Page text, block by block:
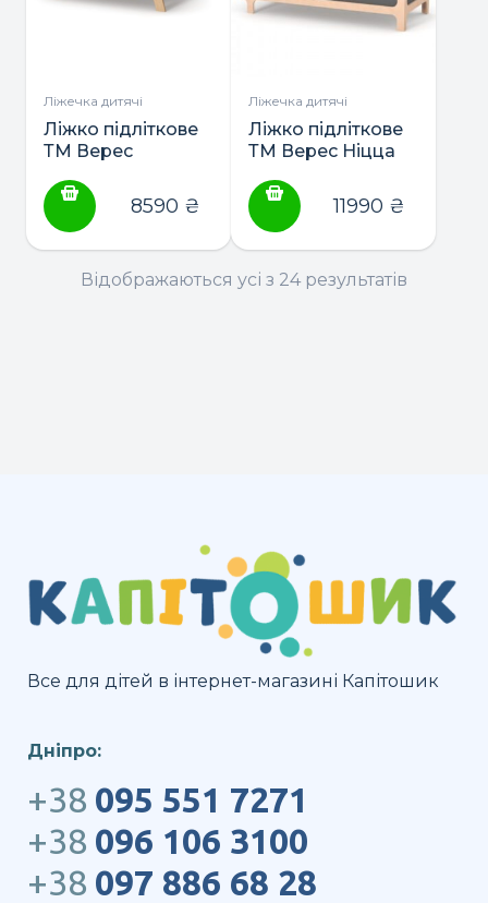
можна
сторінці
товару
Ліжечка дитячі
Ліжко підліткове
ТМ Верес
8590 ₴
Ліжечка дитячі
Ліжко підліткове
ТМ Верес Ніцца
11990 ₴
Відображаються усі з 24 результатів
Все для дітей в інтернет-магазині Капітошик
Дніпро:
+38 095 551 7271
+38 096 106 3100
+38 097 886 68 28